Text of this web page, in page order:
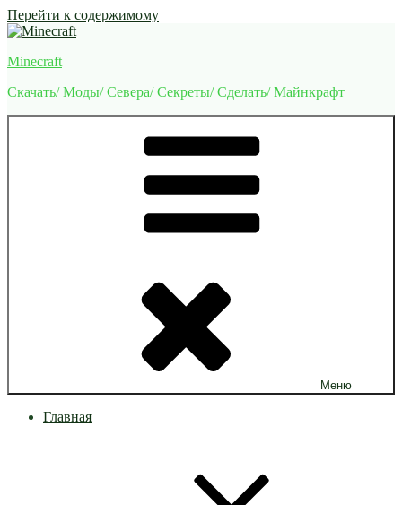
Перейти к содержимому
Minecraft
Скачать/ Моды/ Севера/ Секреты/ Сделать/ Майнкрафт
Меню
Главная